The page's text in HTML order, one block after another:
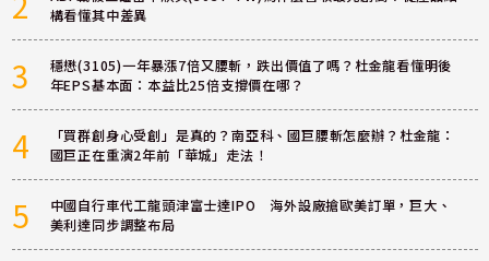
構看懂其中差異
3
穩懋(3105)一年暴漲7倍又腰斬，跌出價值了嗎？杜金龍看懂明後
年EPS基本面：本益比25倍支撐價在哪？
4
「買群創身心受創」是真的？南亞科、國巨腰斬怎麼辦？杜金龍：
國巨正在重演2年前「華城」走法！
5
中國自行車代工龍頭津富士達IPO 海外設廠搶歐美訂單，巨大、
美利達同步調整布局